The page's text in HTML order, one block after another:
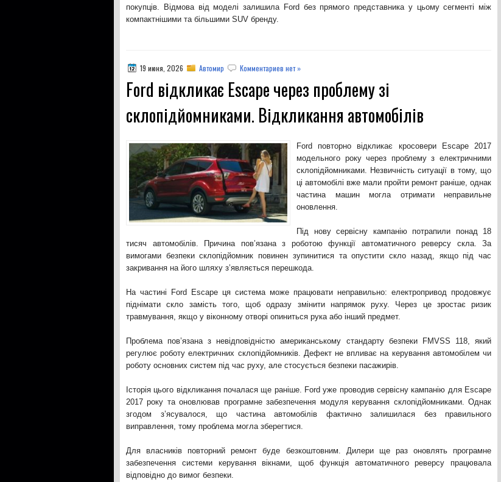
покупців. Відмова від моделі залишила Ford без прямого представника у цьому сегменті між
компактнішими та більшими SUV бренду.
19 июня, 2026 Автомир Комментариев нет »
Ford відкликає Escape через проблему зі
склопідйомниками. Відкликання автомобілів
Ford повторно відкликає кросовери Escape 2017
модельного року через проблему з електричними
склопідйомниками. Незвичність ситуації в тому, що
ці автомобілі вже мали пройти ремонт раніше, однак
частина машин могла отримати неправильне
оновлення.
Під нову сервісну кампанію потрапили понад 18
тисяч автомобілів. Причина пов’язана з роботою функції автоматичного реверсу скла. За
вимогами безпеки склопідйомник повинен зупинитися та опустити скло назад, якщо під час
закривання на його шляху з’являється перешкода.
На частині Ford Escape ця система може працювати неправильно: електропривод продовжує
піднімати скло замість того, щоб одразу змінити напрямок руху. Через це зростає ризик
травмування, якщо у віконному отворі опиниться рука або інший предмет.
Проблема пов’язана з невідповідністю американському стандарту безпеки FMVSS 118, який
регулює роботу електричних склопідйомників. Дефект не впливає на керування автомобілем чи
роботу основних систем під час руху, але стосується безпеки пасажирів.
Історія цього відкликання почалася ще раніше. Ford уже проводив сервісну кампанію для Escape
2017 року та оновлював програмне забезпечення модуля керування склопідйомниками. Однак
згодом з’ясувалося, що частина автомобілів фактично залишилася без правильного
виправлення, тому проблема могла зберегтися.
Для власників повторний ремонт буде безкоштовним. Дилери ще раз оновлять програмне
забезпечення системи керування вікнами, щоб функція автоматичного реверсу працювала
відповідно до вимог безпеки.